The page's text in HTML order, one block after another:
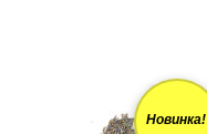
Новинка!